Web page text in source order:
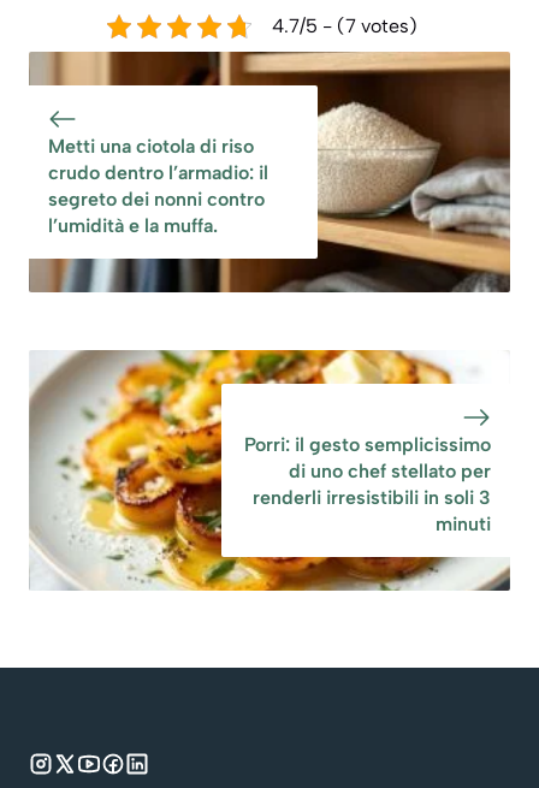
4.7/5 - (7 votes)
Metti una ciotola di riso
crudo dentro l’armadio: il
segreto dei nonni contro
l’umidità e la muffa.
Porri: il gesto semplicissimo
di uno chef stellato per
renderli irresistibili in soli 3
minuti